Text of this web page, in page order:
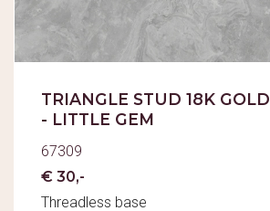
TRIANGLE STUD 18K GOLD
- LITTLE GEM
67309
€ 30,-
Threadless base